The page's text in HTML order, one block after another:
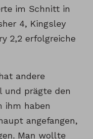
im Schnitt in
4, Kingsley
2,2 erfolgreiche
andere
und prägte den
ihm haben
angefangen,
Man wollte